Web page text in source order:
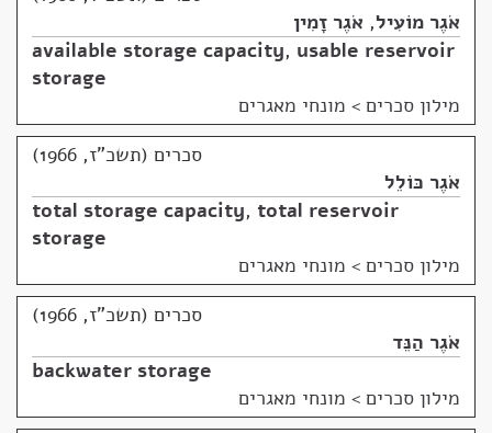
אֹגֶר מוֹעִיל, אֹגֶר זָמִין
available storage capacity, usable reservoir
storage
מילון סכרים > מונחי מאגרים
סכרים (תשכ"ז, 1966)
אֹגֶר כּוֹלֵל
total storage capacity, total reservoir
storage
מילון סכרים > מונחי מאגרים
סכרים (תשכ"ז, 1966)
אֹגֶר הַנֵּד
backwater storage
מילון סכרים > מונחי מאגרים